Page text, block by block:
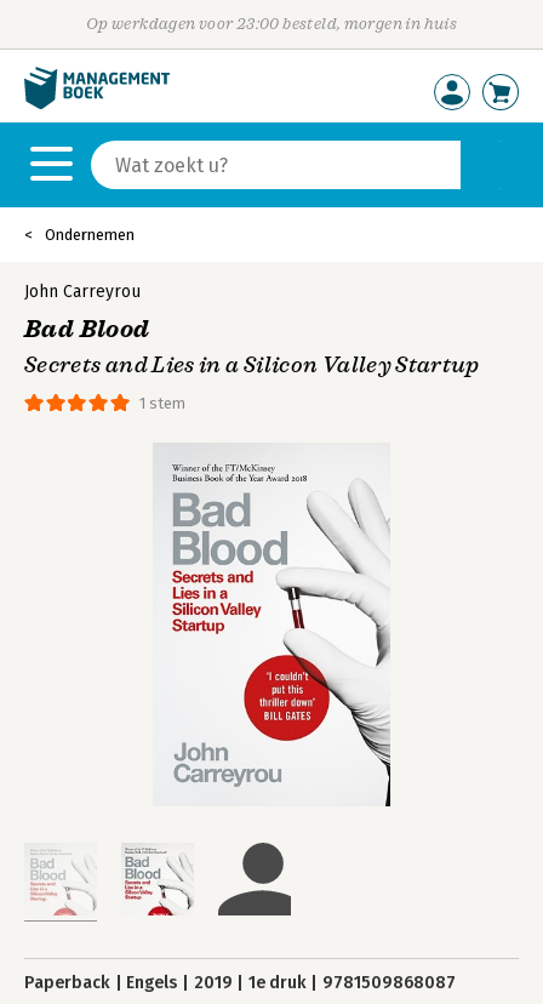
Op werkdagen voor 23:00 besteld, morgen in huis
Ondernemen
1 stem
John Carreyrou
Bad Blood
Secrets and Lies in a Silicon Valley Startup
Paperback Engels 2019 1e druk 9781509868087